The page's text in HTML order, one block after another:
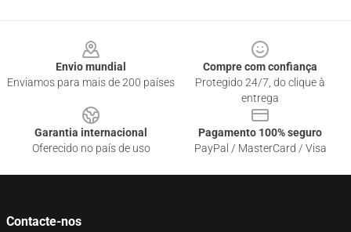
Envio mundial
Enviamos para mais de 200 países
Compre com confiança
Protegido 24/7, do clique à
entrega
Garantia internacional
Oferecido no país de uso
Pagamento 100% seguro
PayPal / MasterCard / Visa
Contacte-nos